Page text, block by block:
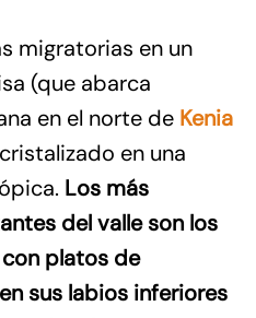
migratorias en un
(que abarca
en el norte de Kenia
en una
Los más
del valle son los
platos de
sus labios inferiores